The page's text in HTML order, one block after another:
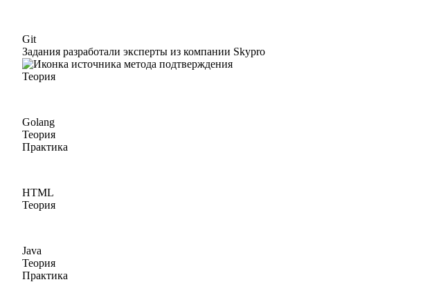
Git
Задания разработали эксперты из компании Skypro
Теория
Golang
Теория
Практика
HTML
Теория
Java
Теория
Практика